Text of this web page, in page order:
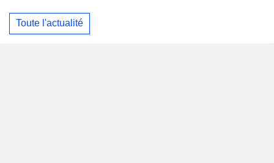
Toute l'actualité